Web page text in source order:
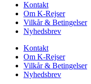
Kontakt
Om K-Rejser
Vilkår & Betingelser
Nyhedsbrev
Kontakt
Om K-Rejser
Vilkår & Betingelser
Nyhedsbrev